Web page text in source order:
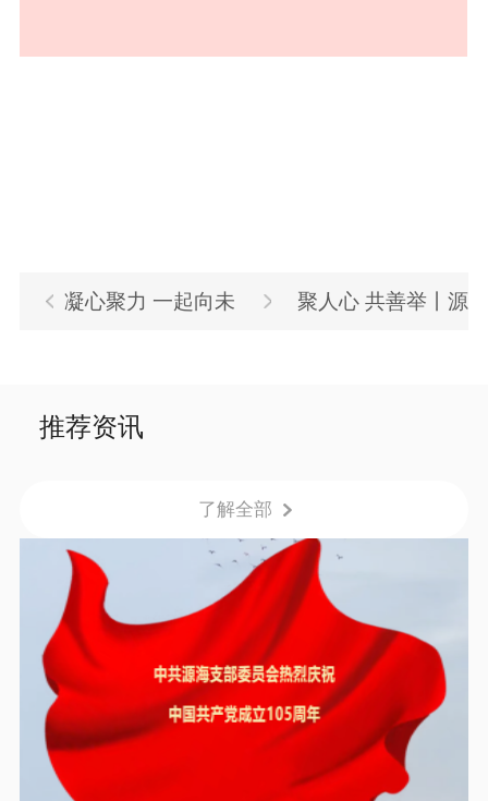
凝心聚力 一起向未
划”CT1-14新员工
聚人心 共善举丨源
推荐资讯
了解全部